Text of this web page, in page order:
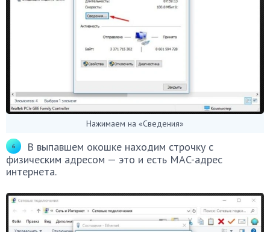
Нажимаем на «Сведения»
В выпавшем окошке находим строчку с
физическим адресом — это и есть MAC-адрес
интернета.